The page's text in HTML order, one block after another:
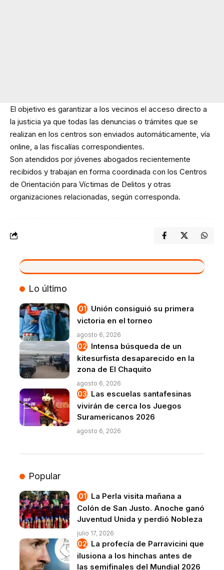
El objetivo es garantizar a los vecinos el acceso directo a
la justicia ya que todas las denuncias o trámites que se
realizan en los centros son enviados automáticamente, vía
online, a las fiscalías correspondientes.
Son atendidos por jóvenes abogados recientemente
recibidos y trabajan en forma coordinada con los Centros
de Orientación para Víctimas de Delitos y otras
organizaciones relacionadas, según corresponda.
VIVO
Lo último
Unión consiguió su primera
victoria en el torneo
agosto 6, 2026
Intensa búsqueda de un
kitesurfista desaparecido en la
zona de El Chaquito
agosto 6, 2026
Las escuelas santafesinas
vivirán de cerca los Juegos
Suramericanos 2026
agosto 6, 2026
Popular
La Perla visita mañana a
Colón de San Justo. Anoche ganó
Juventud Unida y perdió Nobleza
julio 17, 2026
La profecía de Parravicini que
ilusiona a los hinchas antes de
las semifinales del Mundial 2026